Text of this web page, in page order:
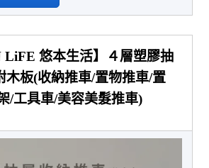
LiFE 悠本生活】４層塑膠抽
木板(收納推車/置物推車/置
/工具車/美容美髮推車)